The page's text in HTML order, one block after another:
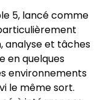
5, lancé comme
analyse et tâches
en quelques
environnements
le même sort.